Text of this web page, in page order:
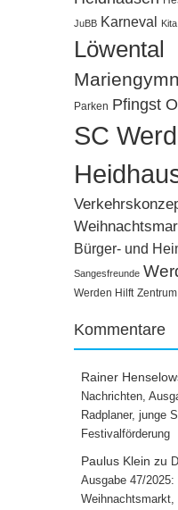
JuBB Karneval Kita
Löwental
Parken Pfingst
SC
Bürger- und
Sangesfreunde
Werden Hilft
Kommentare
Rainer
Nachrichten,
Radplaner, junge
Festivalförderung
Paulus Klein zu
Ausgabe 47/
Weihnachtsmarkt,